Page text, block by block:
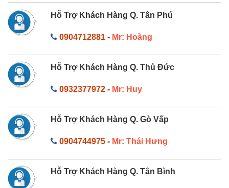
Hỗ Trợ Khách Hàng Q. Tân Phú
0904712881- Mr: Hoàng
Hỗ Trợ Khách Hàng Q. Thủ Đức
0932377972- Mr: Huy
Hỗ Trợ Khách Hàng Q. Gò Vấp
0904744975- Mr: Thái Hưng
Hỗ Trợ Khách Hàng Q. Tân Bình